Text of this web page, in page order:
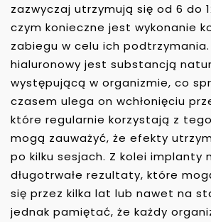
zazwyczaj utrzymują się od 6 do
czym konieczne jest wykonanie
zabiegu w celu ich podtrzymania.
hialuronowy jest substancją
występującą w organizmie, co
czasem ulega on wchłonięciu
które regularnie korzystają z
mogą zauważyć, że efekty
po kilku sesjach. Z kolei implanty
długotrwałe rezultaty, które
się przez kilka lat lub nawet na
jednak pamiętać, że każdy